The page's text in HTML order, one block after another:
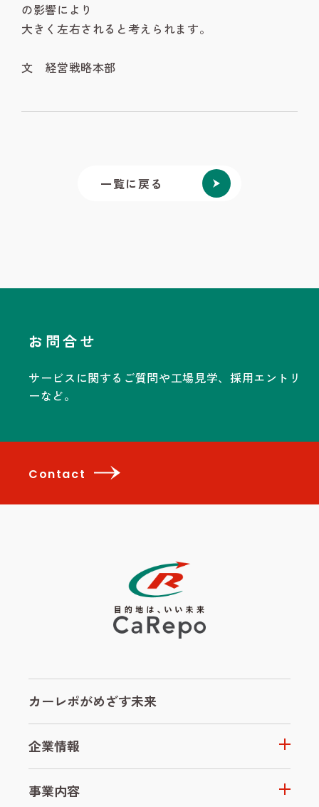
の影響により
大きく左右されると考えられます。
文 経営戦略本部
一覧に戻る
お問合せ
サービスに関するご質問や工場見学、採用エントリ
ーなど。
Contact
カーレポがめざす未来
企業情報
事業内容